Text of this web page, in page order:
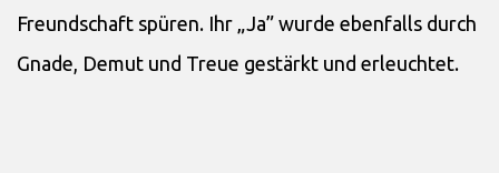
Freundschaft spüren. Ihr „Ja” wurde ebenfalls durch
Gnade, Demut und Treue gestärkt und erleuchtet.